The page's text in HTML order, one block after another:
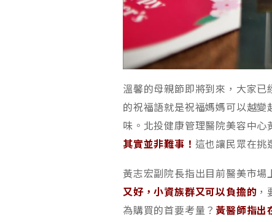
溫馨的母親節即將到來，大家
的祝福語就是祝福媽媽可以越
味。北投健康管理醫院美容中心
其實並非難事！ 這也讓民眾在挑
黃志宏副院長指出目前醫美市
又好，小資族群又可以負擔的
為購買的首要考量？ 黃醫師指出